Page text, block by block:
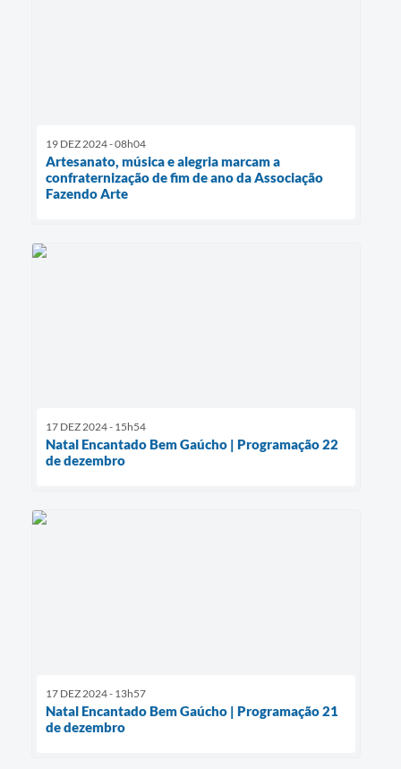
19 DEZ 2024 - 08h04
Artesanato, música e alegria marcam a
confraternização de fim de ano da Associação
Fazendo Arte
17 DEZ 2024 - 15h54
Natal Encantado Bem Gaúcho | Programação 22
de dezembro
17 DEZ 2024 - 13h57
Natal Encantado Bem Gaúcho | Programação 21
de dezembro